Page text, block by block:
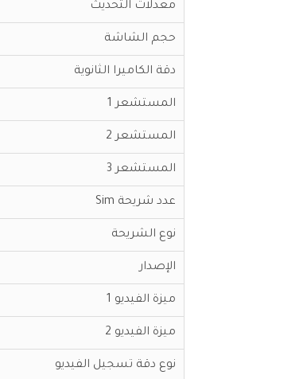
معدلات التحديث
حجم الشاشة
دقة الكاميرا الثانوية
المستشعر 1
المستشعر 2
المستشعر 3
عدد شريحة Sim
نوع الشريحة
الإصدار
ميزة الفيديو 1
ميزة الفيديو 2
نوع دقة تسجيل الفيديو